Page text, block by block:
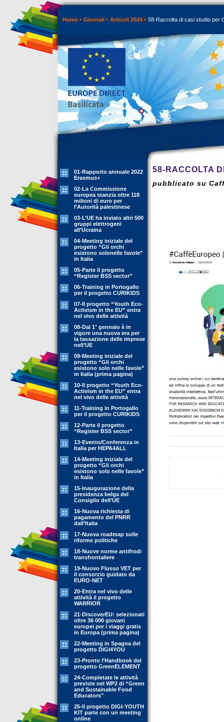
Home Giornali Articoli 2024 58-Raccolta di casi studio per
01-Rapporto annuale 2022
Erasmus+
02-La Commissione
europea stanzia oltre 118
milioni di euro per
l’Autorità palestinese
03-L’UE ha inviato altri 500
gruppi elettrogeni
all’Ucraina
04-Meeting iniziale del
progetto “Gli orchi
esistono solonelle favole”
in Italia
05-Parte il progetto
“Register BSS sector”
06-Training in Portogallo
per il progetto CURIKIDS
07-Il progetto “Youth Eco-
Activism in the EU” entra
nel vivo delle attività
08-Dal 1° gennaio è in
vigore una nuova era per
la tassazione delle imprese
nell’UE
09-Meeting iniziale del
progetto “Gli orchi
esistono solo nelle favole”
in Italia (prima pagina)
10-Il progetto “Youth Eco-
Activism in the EU” entra
nel vivo delle attività
11-Training in Portogallo
per il progetto CURIKIDS
12-Parte il progetto
“Register BSS sector”
13-Evento/Conferenza in
Italia per HEPA4ALL
14-Meeting iniziale del
progetto “Gli orchi
esistono solo nelle favole”
in Italia
15-Inaugurazione della
presidenza belga del
Consiglio dell’UE
16-Nuova richiesta di
pagamento del PNRR
dall’Italia
17-Nuova roadmap sulle
riforme politiche
18-Nuove norme antifrodi
transfrontaliere
19-Nuovo Flusso VET per
il consorzio guidato da
EURO-NET
20-Entra nel vivo delle
attività il progetto
WARRIOR
21-DiscoverEU: selezionati
oltre 36 000 giovani
europei per i viaggi gratis
in Europa (prima pagina)
22-Meeting in Spagna del
progetto DIGI4YOU
23-Pronto l’Handbook del
progetto GreenELEMENT
24-Completate le attività
previste nel WP2 di “Green
and Sustainable Food
Educators"
25-Il progetto DIGI-YOUTH
KIT parte con un meeting
online
58-RACCOLTA
pubblicato su